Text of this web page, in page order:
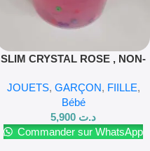
SLIM CRYSTAL ROSE , NON-
JOUETS, GARÇON, FIILLE,
Bébé
د.ت
Commander sur WhatsApp